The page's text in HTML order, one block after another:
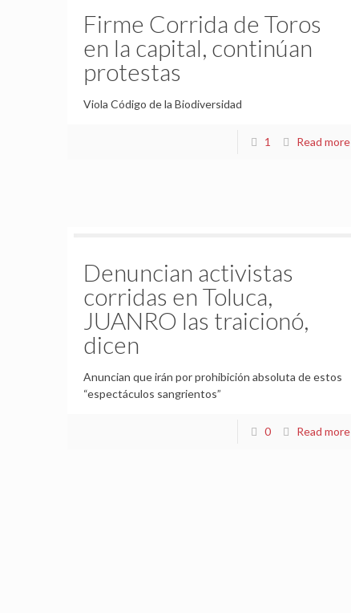
Firme Corrida de Toros
en la capital, continúan
protestas
Viola Código de la Biodiversidad
1 Read more
Denuncian activistas
corridas en Toluca,
JUANRO las traicionó,
dicen
Anuncian que irán por prohibición absoluta de estos
“espectáculos sangrientos”
0 Read more